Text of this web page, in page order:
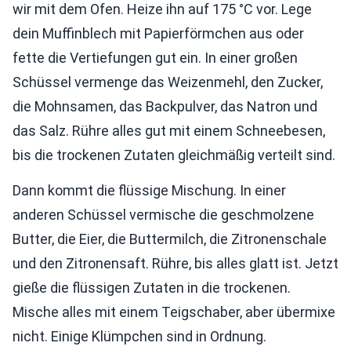
wir mit dem Ofen. Heize ihn auf 175 °C vor. Lege
dein Muffinblech mit Papierförmchen aus oder
fette die Vertiefungen gut ein. In einer großen
Schüssel vermenge das Weizenmehl, den Zucker,
die Mohnsamen, das Backpulver, das Natron und
das Salz. Rühre alles gut mit einem Schneebesen,
bis die trockenen Zutaten gleichmäßig verteilt sind.
Dann kommt die flüssige Mischung. In einer
anderen Schüssel vermische die geschmolzene
Butter, die Eier, die Buttermilch, die Zitronenschale
und den Zitronensaft. Rühre, bis alles glatt ist. Jetzt
gieße die flüssigen Zutaten in die trockenen.
Mische alles mit einem Teigschaber, aber übermixe
nicht. Einige Klümpchen sind in Ordnung.